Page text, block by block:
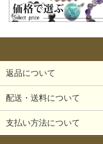
返品について
配送・送料について
支払い方法について